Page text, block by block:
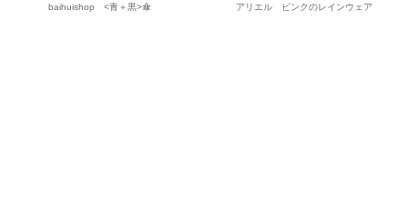
baihuishop <青＋黒>傘 アリエル ピンクのレインウェア